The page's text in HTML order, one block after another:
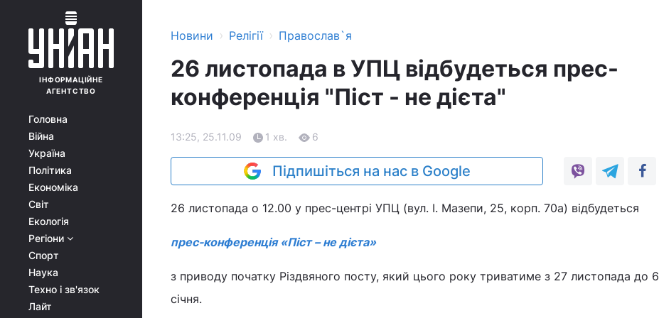
ІНФОРМАЦІЙНЕ
АГЕНТСТВО
Головна
Війна
Україна
Політика
Економіка
Світ
Екологія
Регіони
Спорт
Наука
Техно і зв'язок
Лайт
Новини › Релігії › Православ`я
26 листопада в УПЦ відбудеться прес-
конференція "Піст - не дієта"
13:25, 25.11.09 1 хв. 6
Підпишіться на нас в Google
26 листопада о 12.00 у прес-центрі УПЦ (вул. І. Мазепи, 25, корп. 70а) відбудеться
прес-конференція «Піст – не дієта»
з приводу початку Різдвяного посту, який цього року триватиме з 27 листопада до 6
січня.